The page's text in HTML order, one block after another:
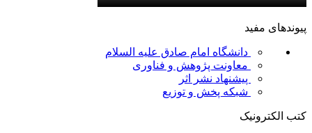
پیوندهای مفید
دانشگاه امام صادق علیه السلام
معاونت پژوهش و فناوری
پیشنهاد نشر اثر
شبکه پخش و توزیع
کتب الکترونیک